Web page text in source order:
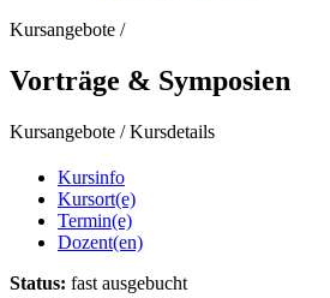
Kursangebote /
Vorträge & Symposien
Kursangebote /Kursdetails
Kursinfo
Kursort(e)
Termin(e)
Dozent(en)
Status: fast ausgebucht